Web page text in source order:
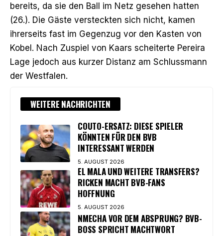
bereits, da sie den Ball im Netz gesehen hatten
(26.). Die Gäste versteckten sich nicht, kamen
ihrerseits fast im Gegenzug vor den Kasten von
Kobel. Nach Zuspiel von Kaars scheiterte Pereira
Lage jedoch aus kurzer Distanz am Schlussmann
der Westfalen.
WEITERE NACHRICHTEN
COUTO-ERSATZ: DIESE SPIELER
KÖNNTEN FÜR DEN BVB
INTERESSANT WERDEN
5. AUGUST 2026
EL MALA UND WEITERE TRANSFERS?
RICKEN MACHT BVB-FANS
HOFFNUNG
5. AUGUST 2026
NMECHA VOR DEM ABSPRUNG? BVB-
BOSS SPRICHT MACHTWORT